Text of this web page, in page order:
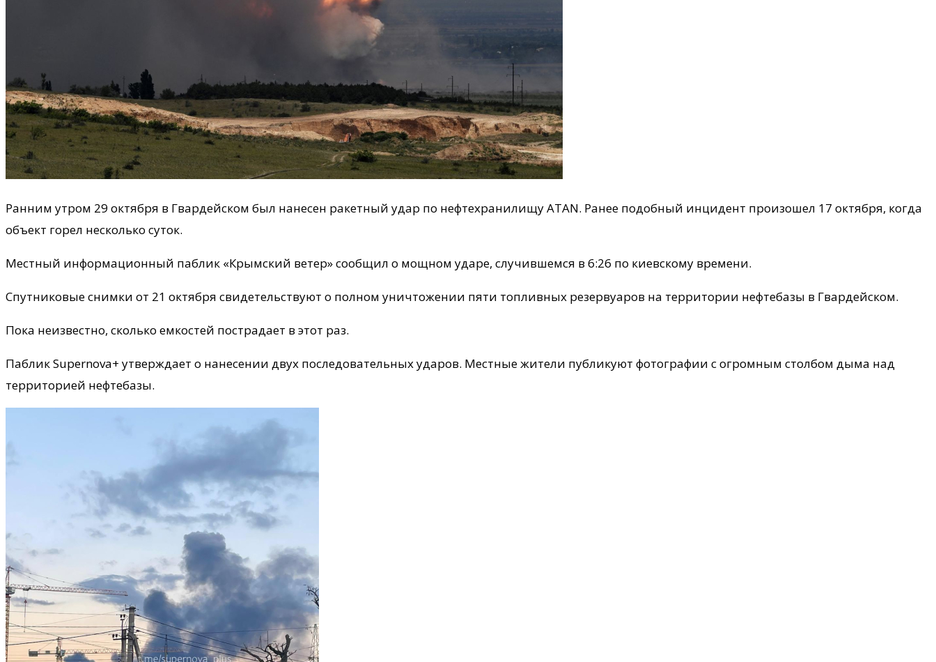
Ранним утром 29 октября в Гвардейском был нанесен ракетный удар по нефтехранилищу ATAN. Ранее подобный инцидент произошел 17 октября, когда
объект горел несколько суток.
Местный информационный паблик «Крымский ветер» сообщил о мощном ударе, случившемся в 6:26 по киевскому времени.
Спутниковые снимки от 21 октября свидетельствуют о полном уничтожении пяти топливных резервуаров на территории нефтебазы в Гвардейском.
Пока неизвестно, сколько емкостей пострадает в этот раз.
Паблик Supernova+ утверждает о нанесении двух последовательных ударов. Местные жители публикуют фотографии с огромным столбом дыма над
территорией нефтебазы.